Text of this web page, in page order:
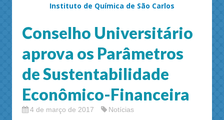
Instituto de Química de São Carlos
Conselho Universitário
aprova os Parâmetros
de Sustentabilidade
Econômico-Financeira
4 de março de 2017 Notícias